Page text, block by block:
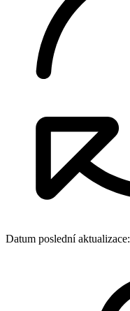
Datum poslední aktualizace: